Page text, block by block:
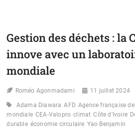
Gestion des déchets : la
innove avec un
mondiale
Roméo Agonmadami 11 juillet 2024
Adama Diawara AFD Agence française
mondiale CEA-Valopro climat Côte d'Ivoire
durable économie circulaire Yao Benjamin